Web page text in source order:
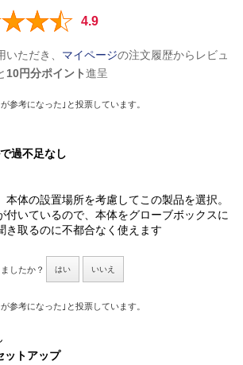
4.9
ただき、 マイページの注文履歴からレビュ
10円分ポイント進呈
参考になった｣と投票しています。
過不足なし
体の設置場所を考慮してこの製品を選択。
付いているので、本体をグローブボックスに
き取るのに不都合なく使えます
したか？ はい いいえ
参考になった｣と投票しています。
ットアップ